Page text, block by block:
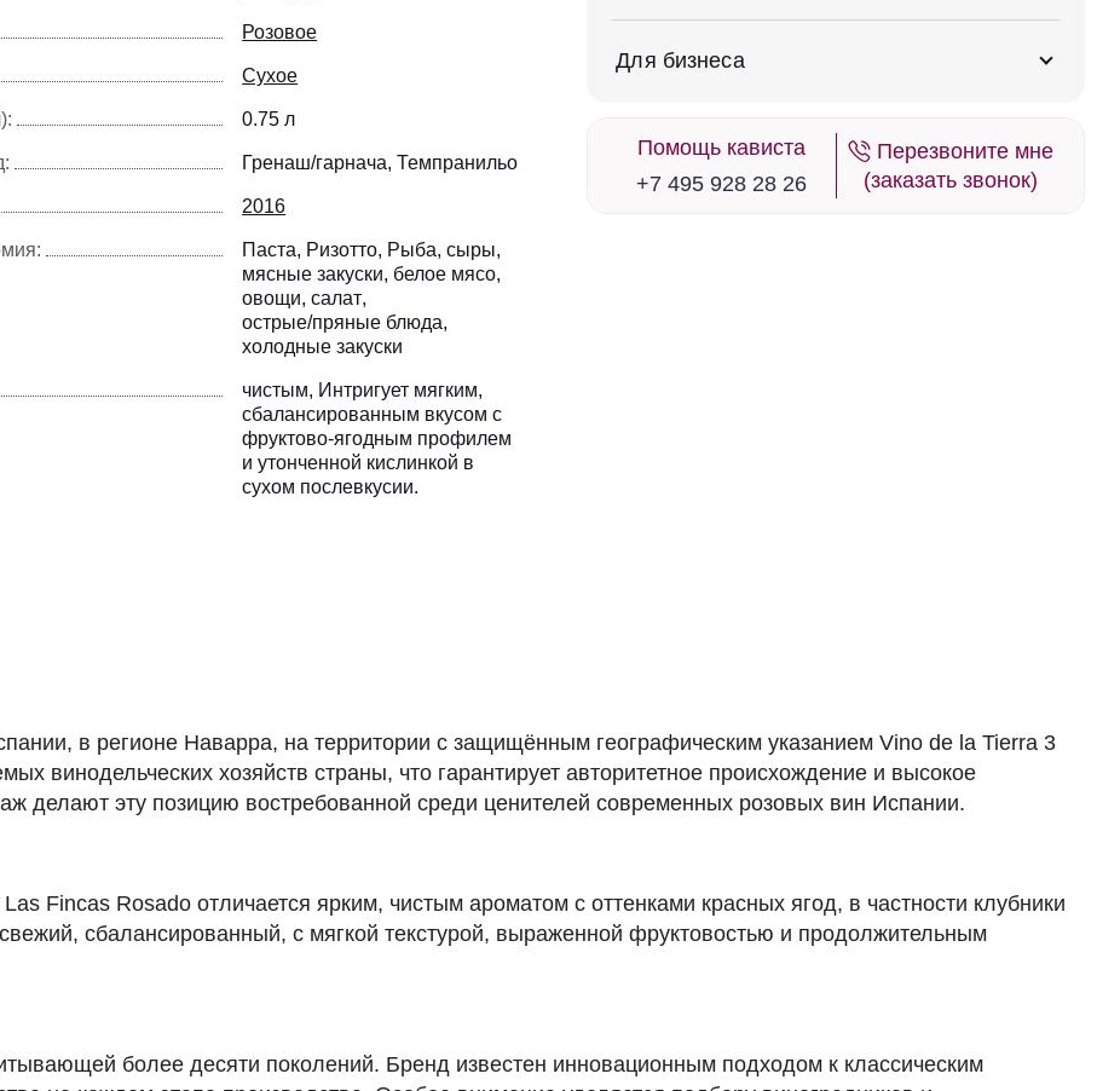
Для бизнеса
Помощь кависта
+7 495 928 28 26
Перезвоните мне
(заказать звонок)
Розовое
Сухое
0.75 л
Гренаш/гарнача Темпранильо
2016
Паста Ризотто Рыба сыры
мясные закуски белое мясо
овощи салат
острые/пряные блюда
холодные закуски
чистым
Интригует мягким
сбалансированным вкусом с
фруктово-ягодным профилем
и утонченной кислинкой в
сухом послевкусии.
в регионе Наварра, на территории с защищённым географическим указанием Vino de la Tierra 3
винодельческих хозяйств страны, что гарантирует авторитетное происхождение и высокое
делают эту позицию востребованной среди ценителей современных розовых вин Испании.
Fincas Rosado отличается ярким, чистым ароматом с оттенками красных ягод, в частности клубники
сбалансированный, с мягкой текстурой, выраженной фруктовостью и продолжительным
более десяти поколений. Бренд известен инновационным подходом к классическим